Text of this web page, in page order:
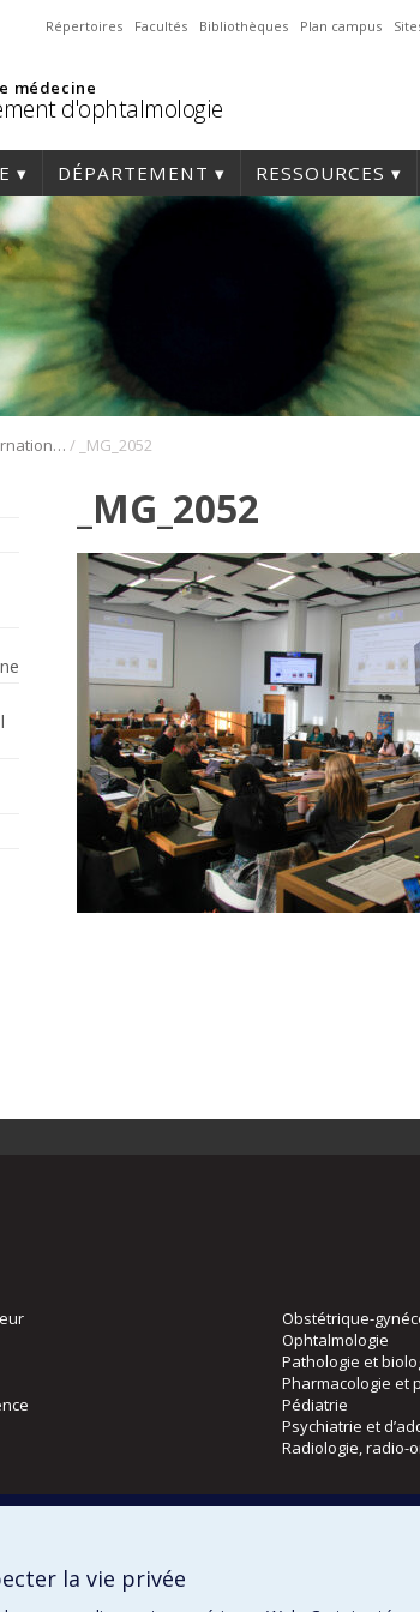
Répertoires Facultés Bibliothèques Plan campus
médecine
d'ophtalmologie
DÉPARTEMENT RESSOURCES
1er Symposium international en médecine régénérative de la cornée / _MG_2052
_MG_2052
Obstétrique-
Ophtalmologie
Pathologie et
Pharmacologie et
Pédiatrie
Psychiatrie et
Radiologie, radio-
la vie privée